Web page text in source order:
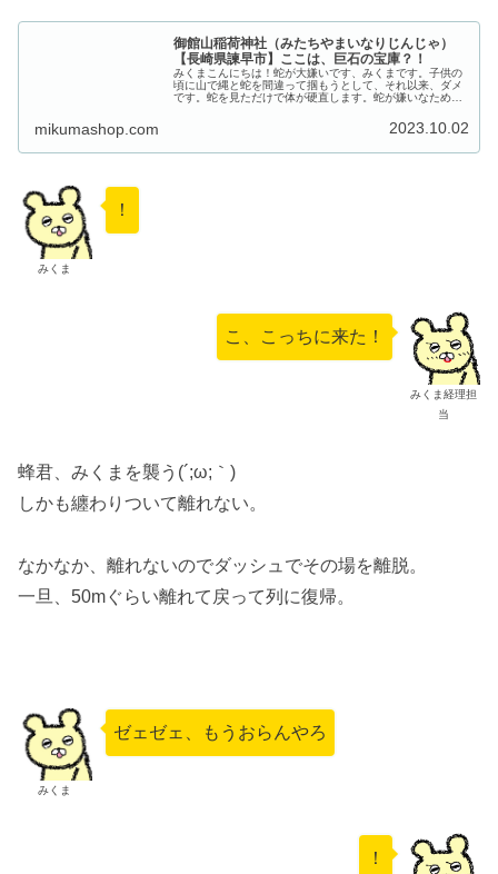
御館山稲荷神社（みたちやまいなりじんじゃ）
【長崎県諫早市】ここは、巨石の宝庫？！
みくまこんにちは！蛇が大嫌いです、みくまです。子供の
頃に山で縄と蛇を間違って掴もうとして、それ以来、ダメ
です。蛇を見ただけで体が硬直します。蛇が嫌いなため、
mikumashop.com 2023.10.02
みくま
！
みくま経理担
当
こ、こっちに来た！
蜂君、みくまを襲う(´;ω;｀)
しかも纏わりついて離れない。
なかなか、離れないのでダッシュでその場を離脱。
一旦、50mぐらい離れて戻って列に復帰。
みくま
ゼェゼェ、もうおらんやろ
！